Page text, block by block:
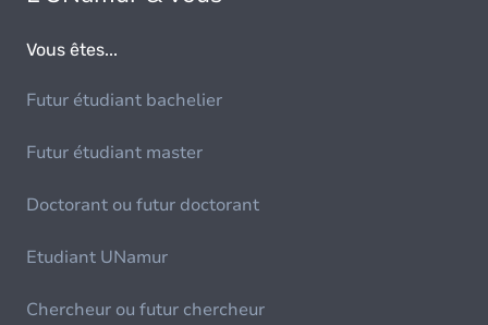
Vous êtes...
Futur étudiant bachelier
Futur étudiant master
Doctorant ou futur doctorant
Etudiant UNamur
Chercheur ou futur chercheur